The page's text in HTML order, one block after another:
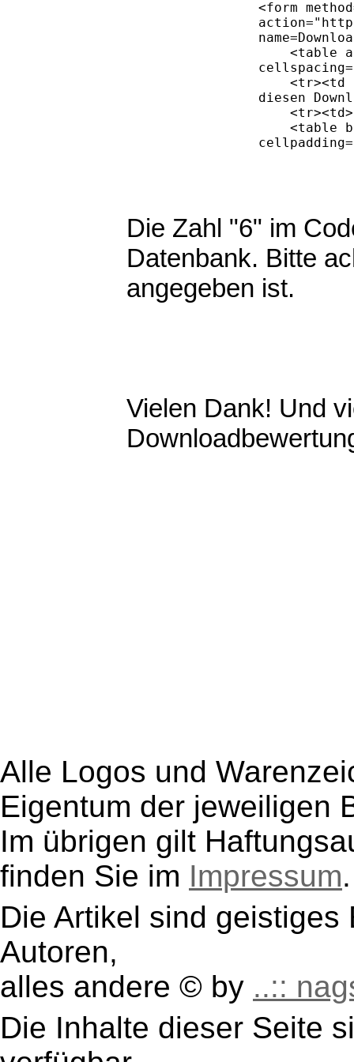
Die Zahl "6" im
Datenbank. Bitte
angegeben ist.
Vielen Dank! Und
Alle Logos und
Eigentum der jeweiligen
Im übrigen gilt
finden Sie im Impressum.
Die Artikel sind
Autoren,
alles andere © by ..::
Die Inhalte dieser Seite